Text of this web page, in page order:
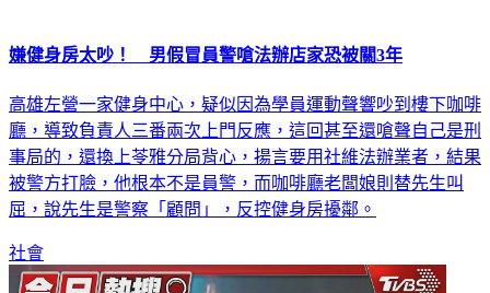
嫌健身房太吵！ 男假冒員警嗆法辦店家恐被關3年
高雄左營一家健身中心，疑似因為學員運動聲響吵到樓下咖啡
廳，導致負責人三番兩次上門反應，這回甚至還嗆聲自己是刑
事局的，還換上苓雅分局背心，揚言要用社維法辦業者，結果
被警方打臉，他根本不是員警，而咖啡廳老闆娘則替先生叫
屈，說先生是警察「顧問」，反控健身房擾鄰。
社會